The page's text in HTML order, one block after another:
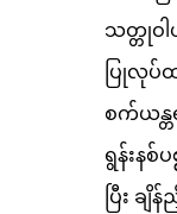
သတ္တုဝါ
ပြုလုပ်
စက်ယန္တ
ရွန်းနစ်
ပြီး ခ